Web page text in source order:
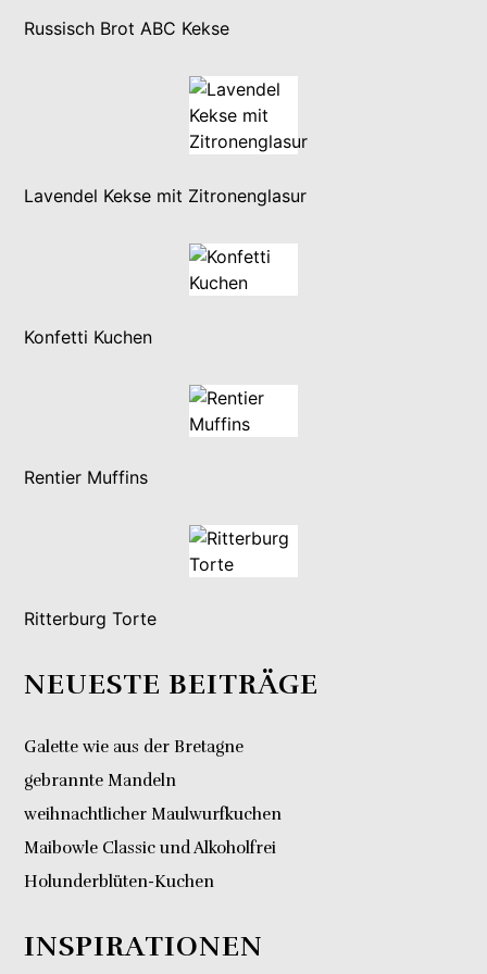
Russisch Brot ABC Kekse
Lavendel Kekse mit Zitronenglasur
Konfetti Kuchen
Rentier Muffins
Ritterburg Torte
NEUESTE BEITRÄGE
Galette wie aus der Bretagne
gebrannte Mandeln
weihnachtlicher Maulwurfkuchen
Maibowle Classic und Alkoholfrei
Holunderblüten-Kuchen
INSPIRATIONEN